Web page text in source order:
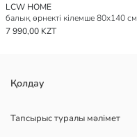
LCW HOME
балық өрнекті кілемше 80x140 см
7 990,00 KZT
Қолдау
Тапсырыс туралы мәлімет